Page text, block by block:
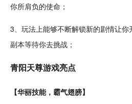
你所肩负的使命；
3、玩法上能够不断解锁新的剧情让你
副本等待你去挑战；
青阳天尊游戏亮点
【华丽技能，霸气翅膀】